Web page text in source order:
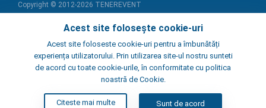
Acest site folosește cookie-uri
Acest site foloseste cookie-uri pentru a îmbunătăți
experiența utilizatorului. Prin utilizarea site-ul nostru sunteti
de acord cu toate cookie-urile, în conformitate cu politica
noastră de Cookie.
Citeste mai multe Sunt de acord
Copyright © 2012-2026 TENEREVENT
Adaugă Eveniment
Adaugă Local